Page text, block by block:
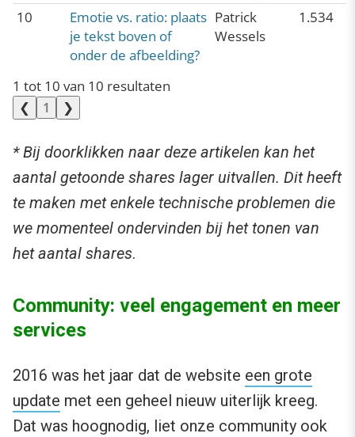
10
Emotie vs. ratio: plaats
je tekst boven of
onder de afbeelding?
Patrick
Wessels
1.534
1 tot 10 van 10 resultaten
❮
1 ❯
* Bij doorklikken naar deze artikelen kan het
aantal getoonde shares lager uitvallen. Dit heeft
te maken met enkele technische problemen die
we momenteel ondervinden bij het tonen van
het aantal shares.
Community: veel engagement en meer
services
2016 was het jaar dat de website een grote
update met een geheel nieuw uiterlijk kreeg.
Dat was hoognodig, liet onze community ook